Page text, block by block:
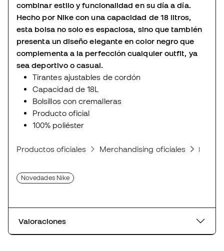
combinar estilo y funcionalidad en su día a día.
Hecho por Nike con una capacidad de 18 litros,
esta bolsa no solo es espaciosa, sino que también
presenta un diseño elegante en color negro que
complementa a la perfección cualquier outfit, ya
sea deportivo o casual.
Tirantes ajustables de cordón
Capacidad de 18L
Bolsillos con cremalleras
Producto oficial
100% poliéster
Productos oficiales Merchandising oficiales
Novedades Nike
Valoraciones